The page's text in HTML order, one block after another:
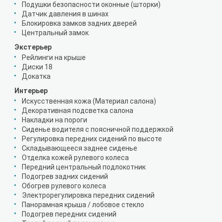
Подушки безопасности оконные (шторки)
Датчик давления в шинах
Блокировка замков задних дверей
Центральный замок
Экстерьер
Рейлинги на крыше
Диски 18
Докатка
Интерьер
Искусственная кожа (Материал салона)
Декоративная подсветка салона
Накладки на пороги
Сиденье водителя с поясничной поддержкой
Регулировка передних сидений по высоте
Складывающееся заднее сиденье
Отделка кожей рулевого колеса
Передний центральный подлокотник
Подогрев задних сидений
Обогрев рулевого колеса
Электрорегулировка передних сидений
Панорамная крыша / лобовое стекло
Подогрев передних сидений